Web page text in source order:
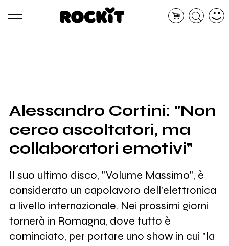
SHOP
RADIO
Alessandro Cortini: "Non
cerco ascoltatori, ma
collaboratori emotivi"
Il suo ultimo disco, "Volume Massimo", è
considerato un capolavoro dell'elettronica
a livello internazionale. Nei prossimi giorni
tornerà in Romagna, dove tutto è
cominciato, per portare uno show in cui "la